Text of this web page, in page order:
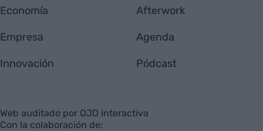
Economía
Empresa
Innovación
Afterwork
Agenda
Pódcast
Web auditado por OJD interactiva
Con la colaboración de: